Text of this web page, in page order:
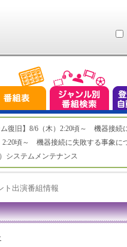
ム復旧】8/6（木）2:20頃～ 機器接続
2:20頃～ 機器接続に失敗する事象に
システムメンテナンス
ト出演番組情報